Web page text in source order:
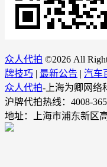
众人代拍 ©2026 All
牌技巧 | 最新公告 | 汽车
众人代拍-上海为卿网络
沪牌代拍热线：4008-
地址：上海市浦东新区